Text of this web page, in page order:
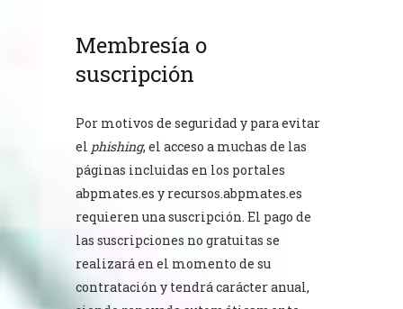
Membresía o
suscripción
Por motivos de seguridad y para evitar
el phishing, el acceso a muchas de las
páginas incluidas en los portales
abpmates.es y recursos.abpmates.es
requieren una suscripción. El pago de
las suscripciones no gratuitas se
realizará en el momento de su
contratación y tendrá carácter anual,